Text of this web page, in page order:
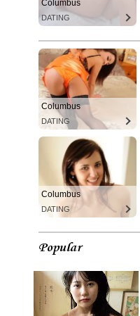
Columbus
DATING
Columbus
DATING
Columbus
DATING
Popular